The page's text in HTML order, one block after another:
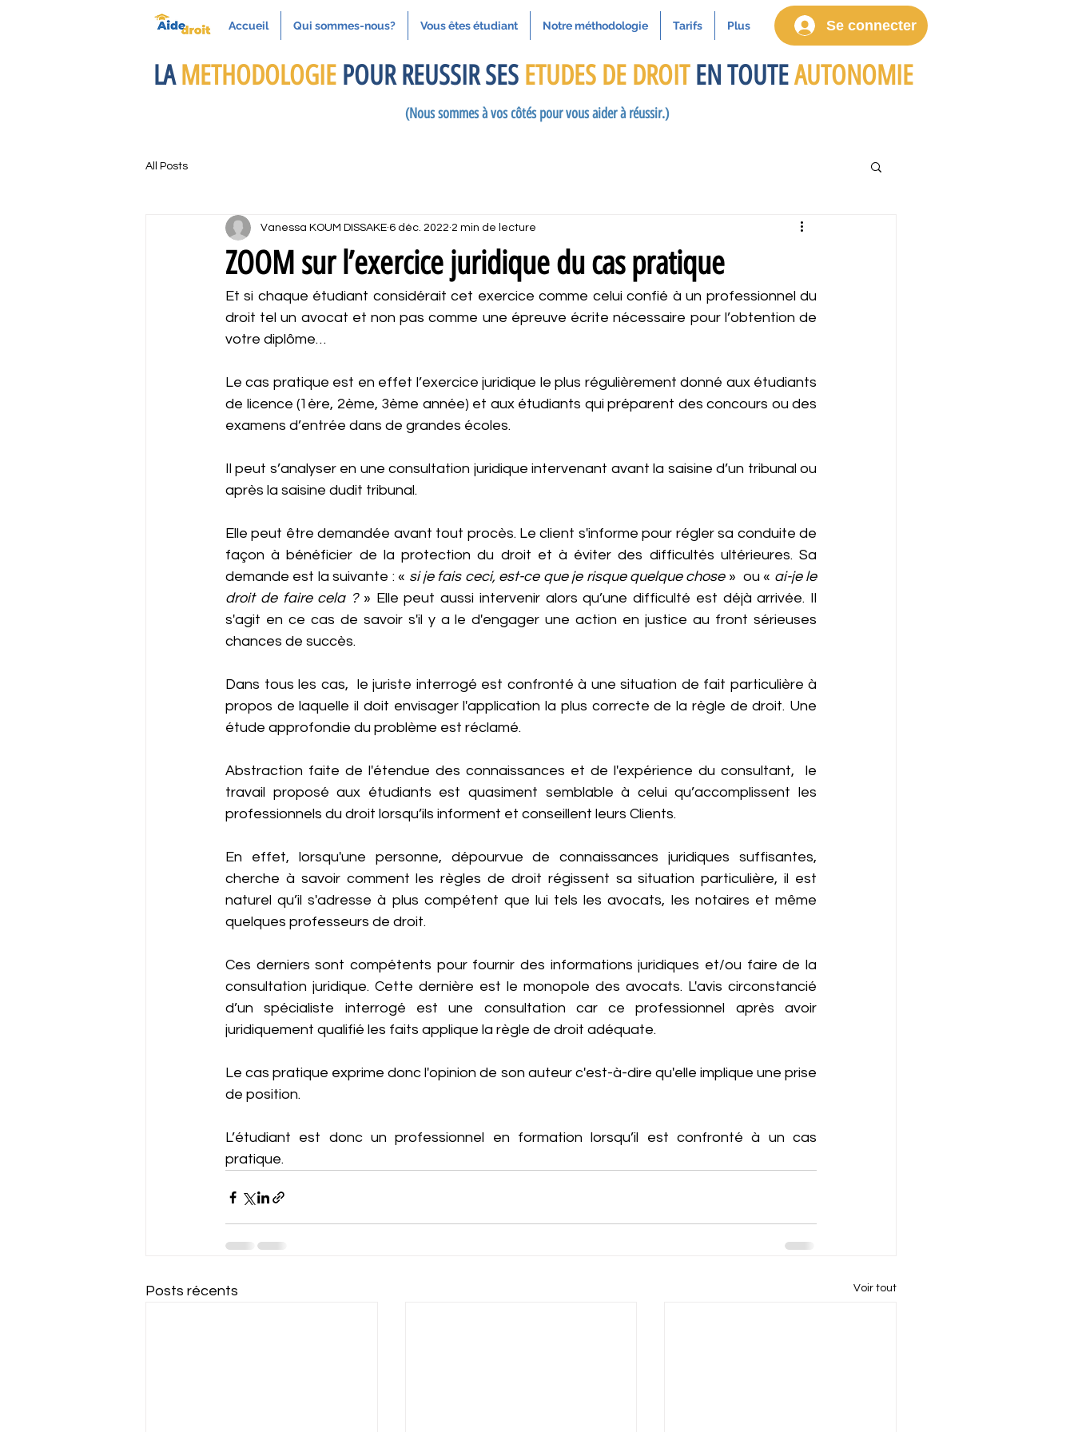
Accueil Qui sommes-nous? Vous êtes étudiant Notre méthodologie Tarifs Plus Se connecter
LAMETHODOLOGIEPOUR REUSSIR SES ETUDES DE DROITEN TOUTEAUTONOMIE
(Nous sommes à vos côtés pour vous aider à réussir.)
All Posts
ZOOM sur l’exercice juridique du cas pratique
Vanessa KOUM DISSAKE 6 déc. 2022 2 min de lecture
Et si chaque étudiant considérait cet exercice comme celui confié à un professionnel du
droit tel un avocat et non pas comme une épreuve écrite nécessaire pour l’obtention de
votre diplôme…
Le cas pratique est en effet l’exercice juridique le plus régulièrement donné aux étudiants
de licence (1ère, 2ème, 3ème année) et aux étudiants qui préparent des concours ou des
examens d’entrée dans de grandes écoles.
Il peut s’analyser en une consultation juridique intervenant avant la saisine d’un tribunal ou
après la saisine dudit tribunal.
Elle peut être demandée avant tout procès. Le client s'informe pour régler sa conduite de
façon à bénéficier de la protection du droit et à éviter des difficultés ultérieures. Sa
demande est la suivante : « si je fais ceci, est-ce que je risque quelque chose »  ou « ai-je le
droit de faire cela ? » Elle peut aussi intervenir alors qu’une difficulté est déjà arrivée. Il
s'agit en ce cas de savoir s'il y a le d'engager une action en justice au front sérieuses
chances de succès.
Dans tous les cas,  le juriste interrogé est confronté à une situation de fait particulière à
propos de laquelle il doit envisager l'application la plus correcte de la règle de droit. Une
étude approfondie du problème est réclamé.
Abstraction faite de l'étendue des connaissances et de l'expérience du consultant,  le
travail proposé aux étudiants est quasiment semblable à celui qu’accomplissent les
professionnels du droit lorsqu’ils informent et conseillent leurs Clients.
En effet, lorsqu'une personne, dépourvue de connaissances juridiques suffisantes,
cherche à savoir comment les règles de droit régissent sa situation particulière, il est
naturel qu’il s'adresse à plus compétent que lui tels les avocats, les notaires et même
quelques professeurs de droit.
Ces derniers sont compétents pour fournir des informations juridiques et/ou faire de la
consultation juridique. Cette dernière est le monopole des avocats. L'avis circonstancié
d’un spécialiste interrogé est une consultation car ce professionnel après avoir
juridiquement qualifié les faits applique la règle de droit adéquate.
Le cas pratique exprime donc l'opinion de son auteur c'est-à-dire qu'elle implique une prise
de position.
L’étudiant est donc un professionnel en formation lorsqu’il est confronté à un cas
pratique.
Posts récents Voir tout